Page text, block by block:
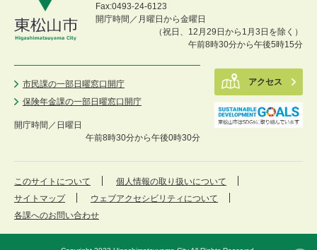
Fax:0493-24-6123
開庁時間／月曜日から金曜日
（祝日、12月29日から1月3日を除く）
午前8時30分から午後5時15分
市民課の一部日曜窓口開庁
保険年金課の一部日曜窓口開庁
開庁時間／ 日曜日
午前8時30分から午後0時30分
アクセス
このサイトについて
個人情報の取り扱いについて
サイトマップ
ウェブアクセシビリティについて
各課へのお問い合わせ